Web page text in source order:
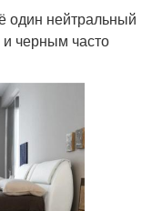
один нейтральный
черным часто